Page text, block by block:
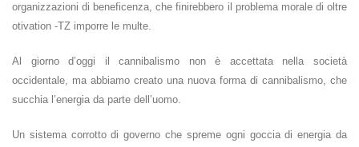
organizzazioni di beneficenza, che finirebbero il problema morale di oltre
otivation -TZ imporre le multe.
Al giorno d’oggi il cannibalismo non è accettata nella società
occidentale, ma abbiamo creato una nuova forma di cannibalismo, che
succhia l’energia da parte dell’uomo.
Un sistema corrotto di governo che spreme ogni goccia di energia da